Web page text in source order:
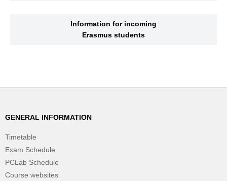
Information for incoming
Erasmus students
GENERAL INFORMATION
Timetable
Exam Schedule
PCLab Schedule
Course websites